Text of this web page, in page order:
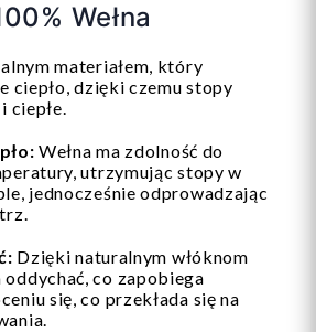
Wełna
materiałem, który
ciepło, dzięki czemu stopy
ciepłe.
Wełna ma zdolność do
utrzymując stopy w
jednocześnie odprowadzając
Dzięki naturalnym włóknom
co zapobiega
się, co przekłada się na